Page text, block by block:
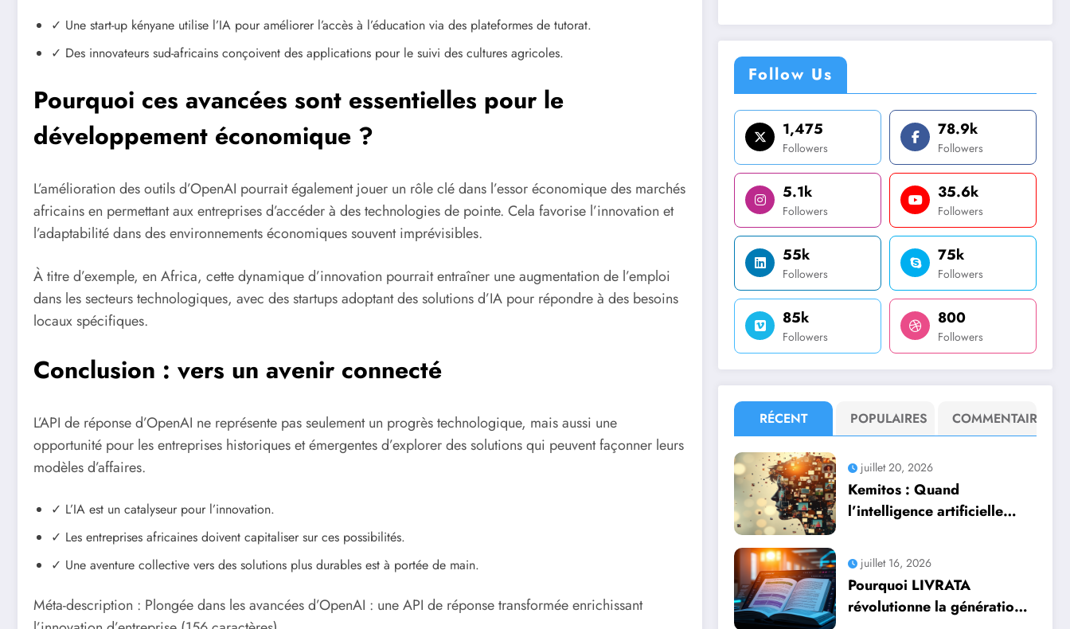
✓ Une start-up kényane utilise l’IA pour améliorer l’accès à l’éducation via des plateformes de tutorat.
✓ Des innovateurs sud-africains conçoivent des applications pour le suivi des cultures agricoles.
Pourquoi ces avancées sont essentielles pour le
développement économique ?
L’amélioration des outils d’OpenAI pourrait également jouer un rôle clé dans l’essor économique des marchés
africains en permettant aux entreprises d’accéder à des technologies de pointe. Cela favorise l’innovation et
l’adaptabilité dans des environnements économiques souvent imprévisibles.
À titre d’exemple, en Africa, cette dynamique d’innovation pourrait entraîner une augmentation de l’emploi
dans les secteurs technologiques, avec des startups adoptant des solutions d’IA pour répondre à des besoins
locaux spécifiques.
Conclusion : vers un avenir connecté
L’API de réponse d’OpenAI ne représente pas seulement un progrès technologique, mais aussi une
opportunité pour les entreprises historiques et émergentes d’explorer des solutions qui peuvent façonner leurs
modèles d’affaires.
✓ L’IA est un catalyseur pour l’innovation.
✓ Les entreprises africaines doivent capitaliser sur ces possibilités.
✓ Une aventure collective vers des solutions plus durables est à portée de main.
Méta-description : Plongée dans les avancées d’OpenAI : une API de réponse transformée enrichissant
Follow Us
1,475
Followers
78.9k
Followers
5.1k
Followers
35.6k
Followers
55k
Followers
75k
Followers
85k
Followers
800
Followers
RÉCENT POPULAIRES COMMENTAIRE
juillet 20, 2026
Kemitos : Quand
l’intelligence artificielle
juillet 16, 2026
Pourquoi LIVRATA
révolutionne la génération